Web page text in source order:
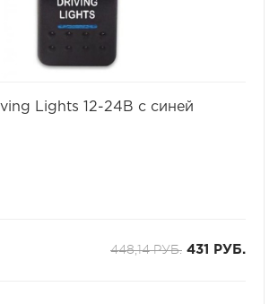
Lights 12-24В с синей
448,14 РУБ. 431 РУБ.